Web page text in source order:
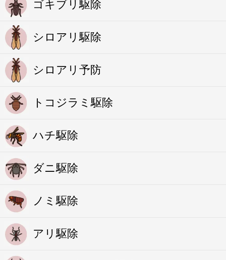
ゴキブリ駆除
シロアリ駆除
シロアリ予防
トコジラミ駆除
ハチ駆除
ダニ駆除
ノミ駆除
アリ駆除